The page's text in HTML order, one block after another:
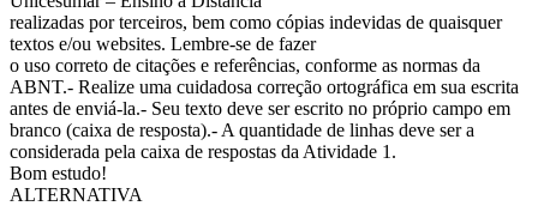
realizadas por terceiros, bem como cópias indevidas de quaisquer
textos e/ou websites. Lembre-se de fazer
o uso correto de citações e referências, conforme as normas da
ABNT.- Realize uma cuidadosa correção ortográfica em sua escrita
antes de enviá-la.- Seu texto deve ser escrito no próprio campo em
branco (caixa de resposta).- A quantidade de linhas deve ser a
considerada pela caixa de respostas da Atividade 1.
Bom estudo!
ALTERNATIVA